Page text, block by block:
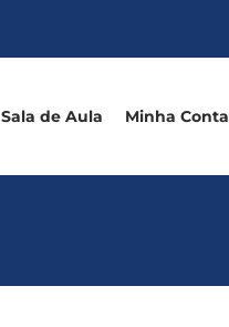
Sala de Aula Minha Conta